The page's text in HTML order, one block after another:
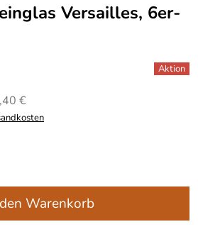
Versailles, 6er-
€
Warenkorb